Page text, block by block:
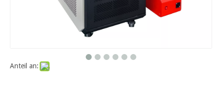
Anteil an: